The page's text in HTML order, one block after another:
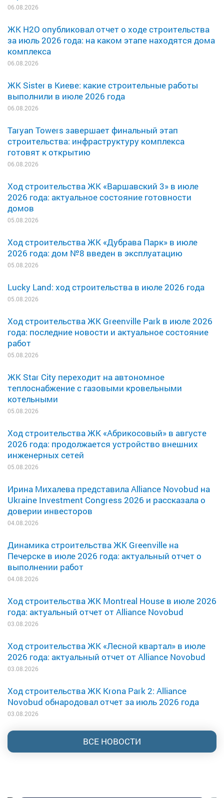
06.08.2026
ЖК H2O опубликовал отчет о ходе строительства
за июль 2026 года: на каком этапе находятся дома
комплекса
06.08.2026
ЖК Sister в Киеве: какие строительные работы
выполнили в июле 2026 года
06.08.2026
Taryan Towers завершает финальный этап
строительства: инфраструктуру комплекса
готовят к открытию
06.08.2026
Ход строительства ЖК «Варшавский 3» в июле
2026 года: актуальное состояние готовности
домов
05.08.2026
Ход строительства ЖК «Дубрава Парк» в июле
2026 года: дом №8 введен в эксплуатацию
05.08.2026
Lucky Land: ход строительства в июле 2026 года
05.08.2026
Ход строительства ЖК Greenville Park в июле 2026
года: последние новости и актуальное состояние
работ
05.08.2026
ЖК Star City переходит на автономное
теплоснабжение с газовыми кровельными
котельными
05.08.2026
Ход строительства ЖК «Абрикосовый» в августе
2026 года: продолжается устройство внешних
инженерных сетей
05.08.2026
Ирина Михалева представила Alliance Novobud на
Ukraine Investment Congress 2026 и рассказала о
доверии инвесторов
04.08.2026
Динамика строительства ЖК Greenville на
Печерске в июле 2026 года: актуальный отчет о
выполнении работ
04.08.2026
Ход строительства ЖК Montreal House в июле 2026
года: актуальный отчет от Alliance Novobud
03.08.2026
Ход строительства ЖК «Лесной квартал» в июле
2026 года: актуальный отчет от Alliance Novobud
03.08.2026
Ход строительства ЖК Krona Park 2: Alliance
Novobud обнародовал отчет за июль 2026 года
03.08.2026
ВСЕ НОВОСТИ